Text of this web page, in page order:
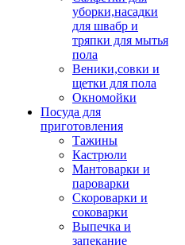
уборки,насадки
для швабр и
тряпки для мытья
пола
Веники,совки и
щетки для пола
Окномойки
Посуда для
приготовления
Тажины
Кастрюли
Мантоварки и
пароварки
Скороварки и
соковарки
Выпечка и
запекание